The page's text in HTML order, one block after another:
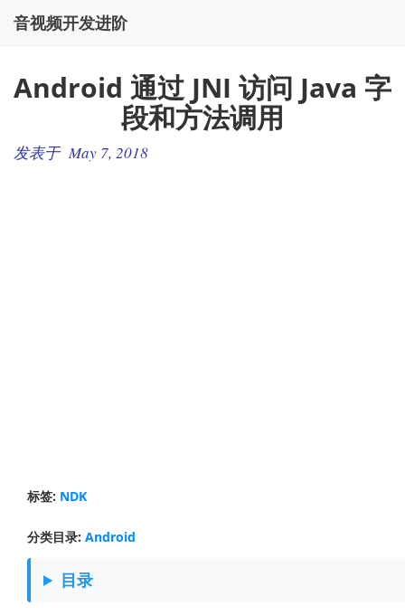
音视频开发进阶
Android 通过 JNI 访问 Java 字
段和方法调用
发表于 May 7, 2018
标签: NDK
分类目录: Android
目录